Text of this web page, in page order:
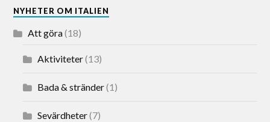
NYHETER OM ITALIEN
Att göra(18)
Aktiviteter(13)
Bada & stränder(1)
Sevärdheter(7)